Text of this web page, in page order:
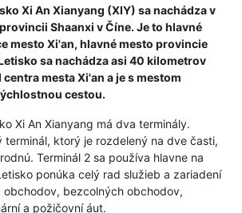
Xi An Xianyang (XIY) sa nachádza v
Shaanxi v Číne. Je to hlavné
mesto Xi'an, hlavné mesto provincie
sa nachádza asi 40 kilometrov
mesta Xi'an a je s mestom
cestou.
Xi An Xianyang má dva terminály.
terminál, ktorý je rozdelený na dve časti,
Terminál 2 sa používa hlavne na
ponúka celý rad služieb a zariadení
obchodov, bezcolných obchodov,
a požičovní áut.